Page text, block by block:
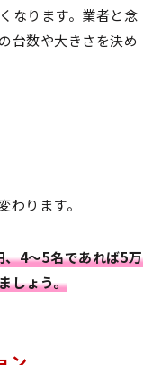
なります。業者と念
台数や大きさを決め
わります。
4〜5名であれば5万
しょう。